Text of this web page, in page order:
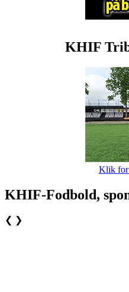
KHIF
Klik for
KHIF-Fodbold,
❮ ❯